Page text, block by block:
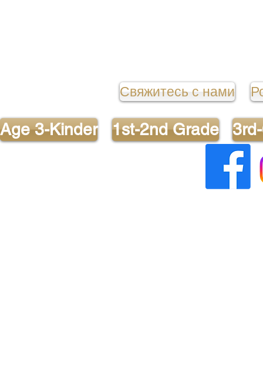
Свяжитесь с нами
Age 3-Kinder 1st-2nd Grade